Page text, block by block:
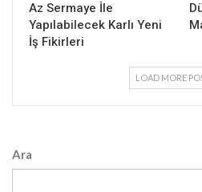
Az Sermaye İle
Yapılabilecek Karlı Yeni
İş Fikirleri
LOAD MORE
Ara